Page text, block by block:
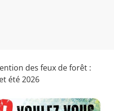
des feux de forêt :
été 2026